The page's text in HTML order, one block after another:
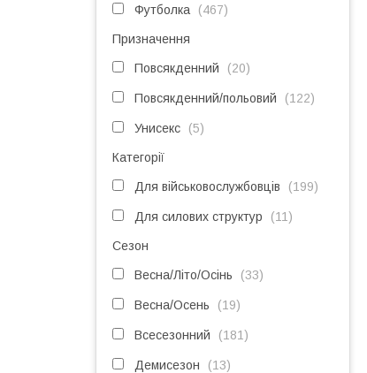
Футболка 467
Призначення
Повсякденний 20
Повсякденний/польовий 122
Унисекс 5
Категорії
Для військовослужбовців 199
Для силових структур 11
Сезон
Весна/Літо/Осінь 33
Весна/Осень 19
Всесезонний 181
Демисезон 13